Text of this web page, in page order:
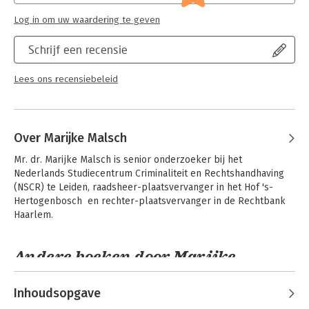
Schrijf een recensie
Lees ons recensiebeleid
Log in om uw waardering te geven
Over Marijke Malsch
Mr. dr. Marijke Malsch is senior onderzoeker bij het
Nederlands Studiecentrum Criminaliteit en Rechtshandhaving
(NSCR) te Leiden, raadsheer-plaatsvervanger in het Hof 's-
Hertogenbosch  en rechter-plaatsvervanger in de Rechtbank
Haarlem.
Andere boeken door Marijke
Malsch
Inhoudsopgave